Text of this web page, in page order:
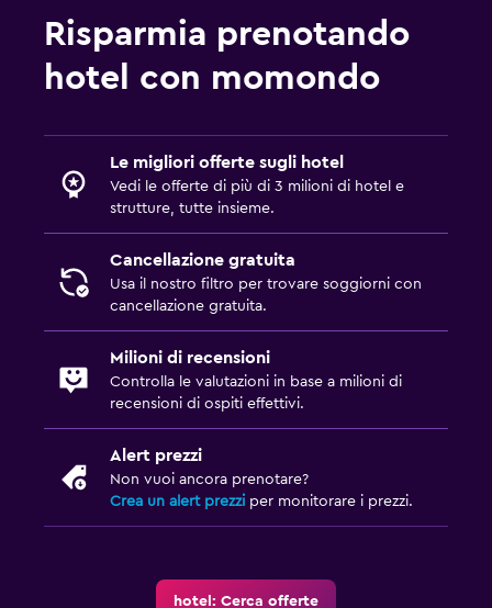
Risparmia prenotando
hotel con momondo
Le migliori offerte sugli hotel
Vedi le offerte di più di 3 milioni di hotel e
strutture, tutte insieme.
Cancellazione gratuita
Usa il nostro filtro per trovare soggiorni con
cancellazione gratuita.
Milioni di recensioni
Controlla le valutazioni in base a milioni di
recensioni di ospiti effettivi.
Alert prezzi
Non vuoi ancora prenotare?
Crea un alert prezzi per monitorare i prezzi.
hotel: Cerca offerte